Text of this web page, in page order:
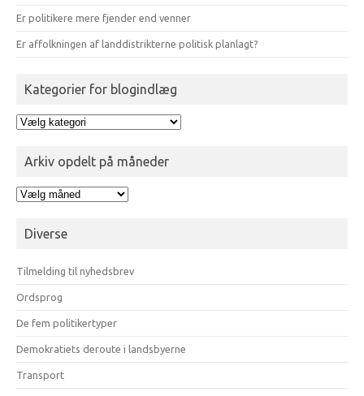
Er politikere mere fjender end venner
Er affolkningen af landdistrikterne politisk planlagt?
Kategorier for blogindlæg
Kategorier
Arkiv opdelt på måneder
Arkiv
måneder
Diverse
Tilmelding til nyhedsbrev
Ordsprog
De fem politikertyper
Demokratiets deroute i landsbyerne
Transport